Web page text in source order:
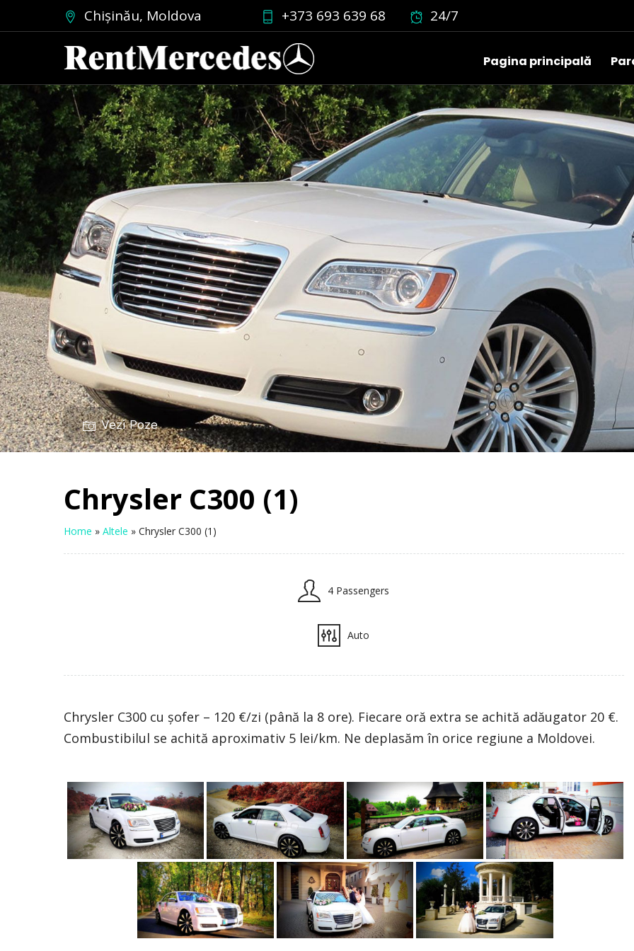
Chișinău, Moldova +373 693 639 68 24/7
Pagina principală
Vezi Poze
Chrysler C300 (1)
Home » Altele » Chrysler C300 (1)
4 Passengers
Auto
Chrysler C300 cu șofer – 120 €/zi (până la 8 ore). Fiecare oră extra se achită adăugator 20 €.
Combustibilul se achită aproximativ 5 lei/km. Ne deplasăm în orice regiune a Moldovei.